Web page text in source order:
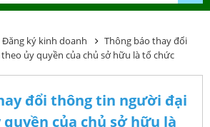
Đăng ký kinh doanh
Thông báo thay đổi
ủy quyền của chủ sở hữu là tổ chức
đổi thông tin người đại
của chủ sở hữu là